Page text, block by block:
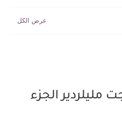
مليلردير الجزء